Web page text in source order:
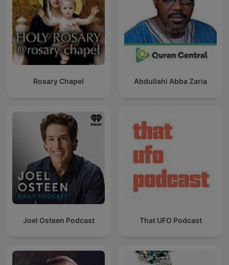
Abdullahi Abba Zaria
Rosary Chapel
That UFO Podcast
Joel Osteen Podcast